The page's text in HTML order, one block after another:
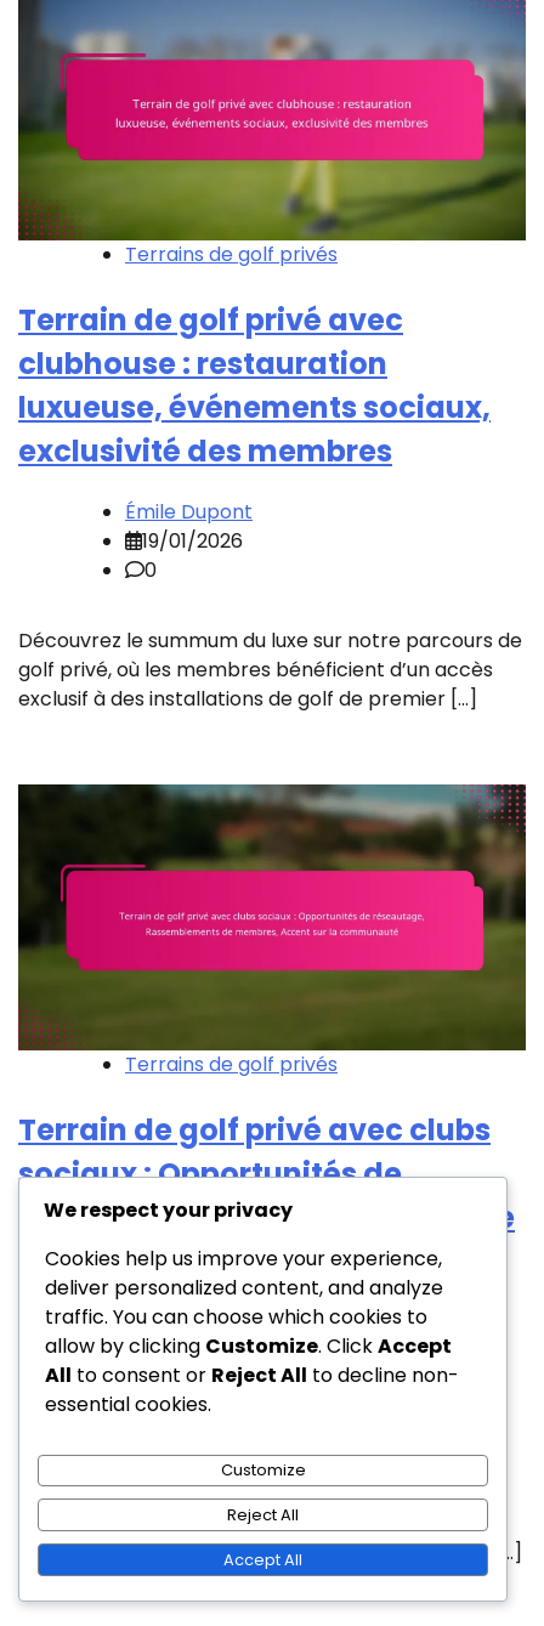
Terrains de golf privés
Terrain de golf privé avec
clubhouse : restauration
luxueuse, événements sociaux,
exclusivité des membres
Émile Dupont
19/01/2026
0
Découvrez le summum du luxe sur notre parcours de
golf privé, où les membres bénéficient d’un accès
exclusif à des installations de golf de premier […]
Terrains de golf privés
Terrain de golf privé avec clubs
sociaux : Opportunités de
réseautage, Rassemblements de
membres, Accent sur la
communauté
Émile Dupont
26/01/2026
Les parcours de golf privés avec des clubs sociaux
offrent un environnement exclusif où les membres
peuvent profiter du golf tout en participant à une […]
We respect your privacy
Cookies help us improve your experience,
deliver personalized content, and analyze
traffic. You can choose which cookies to
allow by clicking Customize. ClickAccept
All to consent or Reject All to decline non-
essential cookies.
Customize
Reject All
Accept All